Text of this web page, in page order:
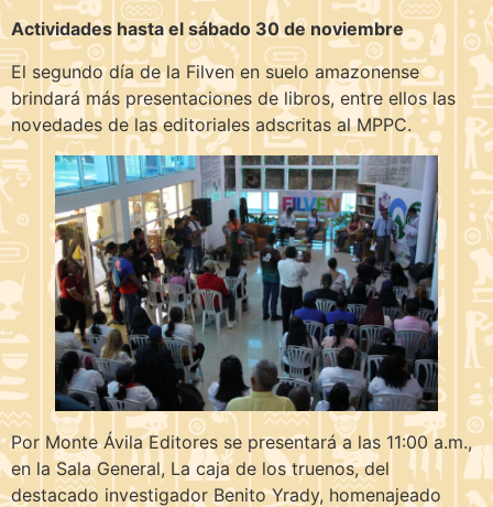
Actividades hasta el sábado 30 de noviembre
El segundo día de la Filven en suelo amazonense
brindará más presentaciones de libros, entre ellos las
novedades de las editoriales adscritas al MPPC.
Por Monte Ávila Editores se presentará a las 11:00 a.m.,
en la Sala General, La caja de los truenos, del
destacado investigador Benito Yrady, homenajeado